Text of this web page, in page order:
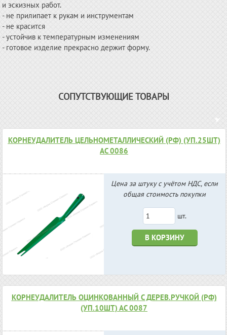
и эскизных работ.
- не прилипает к рукам и инструментам
- не красится
- устойчив к температурным изменениям
- готовое изделие прекрасно держит форму.
СОПУТСТВУЮЩИЕ ТОВАРЫ
КОРНЕУДАЛИТЕЛЬ ЦЕЛЬНОМЕТАЛЛИЧЕСКИЙ (РФ) (УП.25ШТ)
АС 0086
Цена за штуку с учётом НДС, если
общая стоимость покупки
шт.
В КОРЗИНУ
КОРНЕУДАЛИТЕЛЬ ОЦИНКОВАННЫЙ С ДЕРЕВ.РУЧКОЙ (РФ)
(УП.10ШТ) АС 0087